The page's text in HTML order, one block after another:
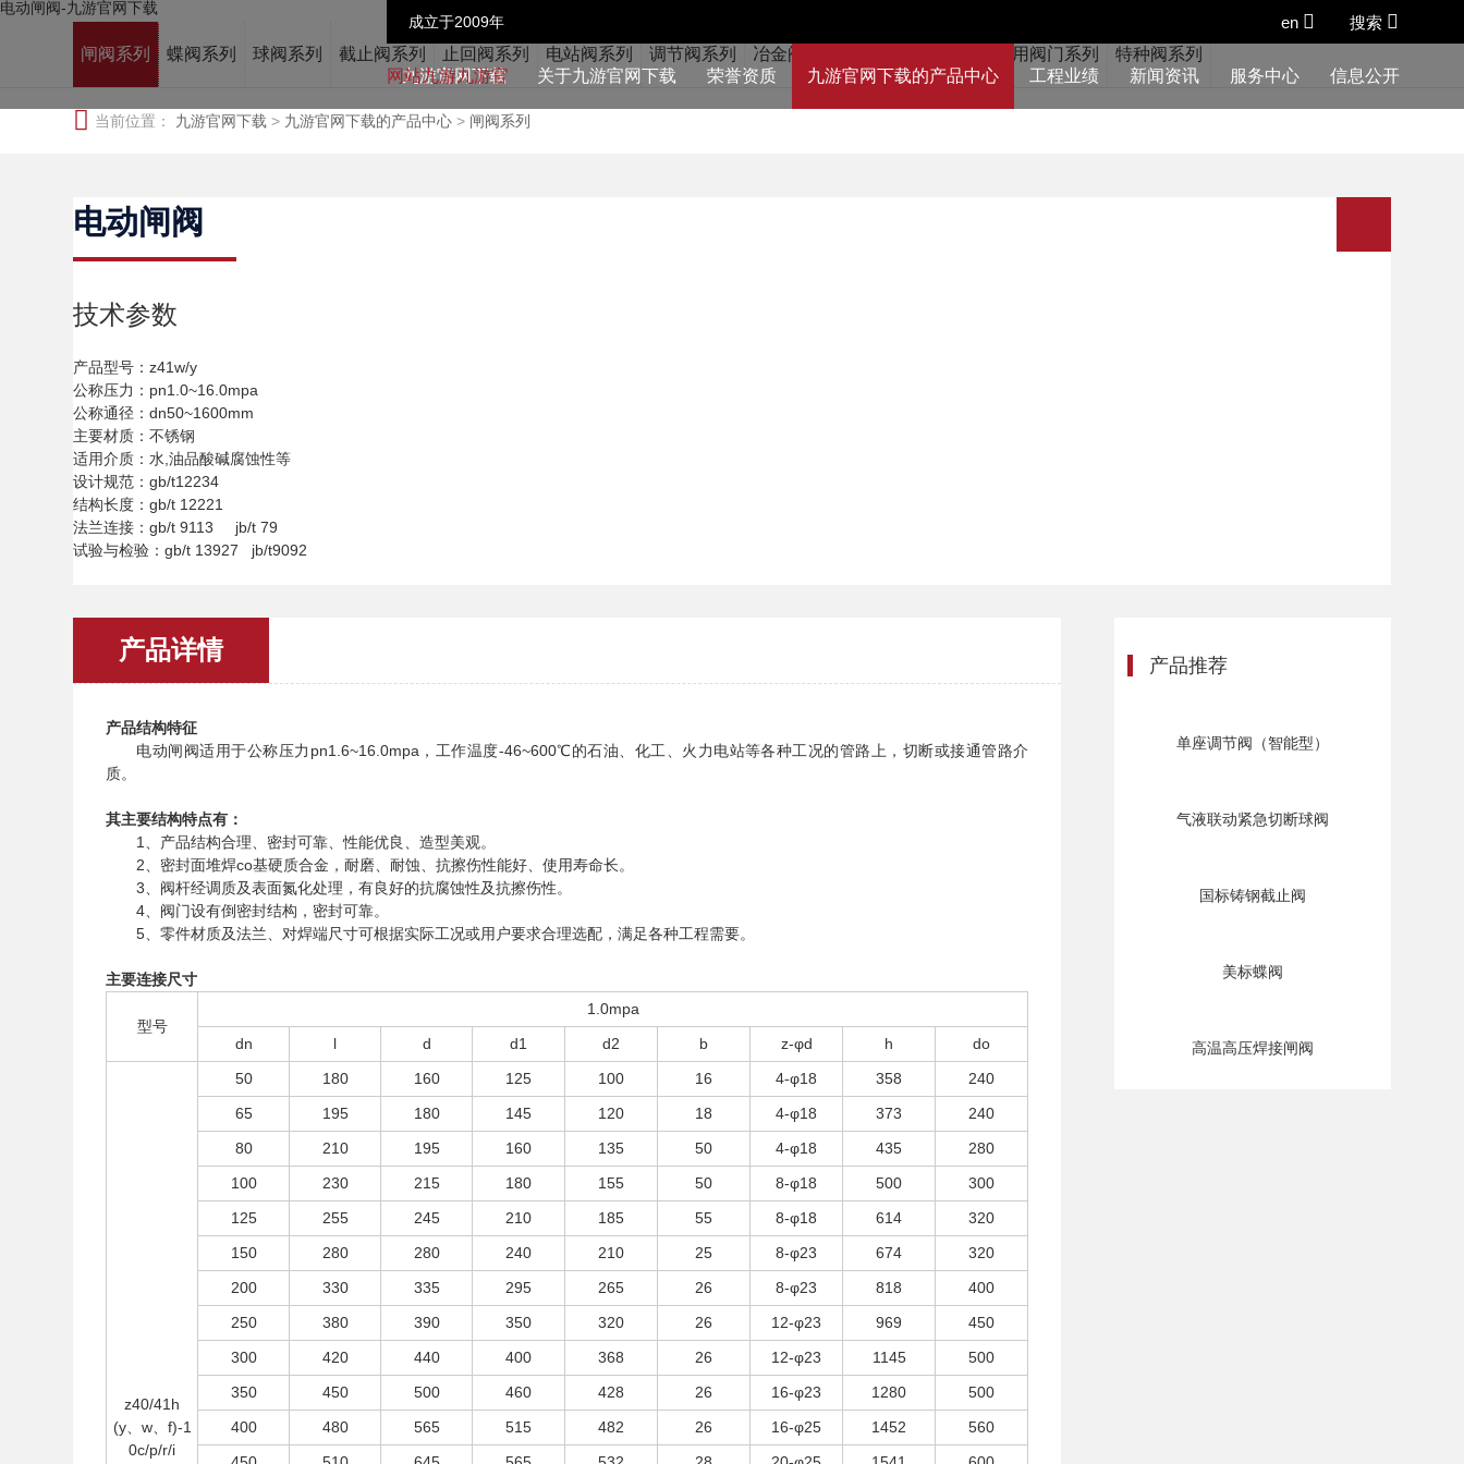
电动闸阀-九游官网下载
成立于2009年
搜索
en
九游官网下载 关于九游官网下载 荣誉资质 九游官网下载的产品中心 工程业绩 新闻资讯 服务中心 信息公开
闸阀系列 蝶阀系列 球阀系列 截止阀系列 止回阀系列 电站阀系列 调节阀系列 冶金阀系列 船用阀门系列 特种阀系列
当前位置： 九游官网下载 > 九游官网下载的产品中心 > 闸阀系列
电动闸阀
技术参数
产品型号：z41w/y
公称压力：pn1.0~16.0mpa
公称通径：dn50~1600mm
主要材质：不锈钢
适用介质：水,油品酸碱腐蚀性等
设计规范：gb/t12234
结构长度：gb/t 12221
法兰连接：gb/t 9113 jb/t 79
试验与检验：gb/t 13927 jb/t9092
产品详情
产品结构特征
电动闸阀适用于公称压力pn1.6~16.0mpa，工作温度-46~600℃的石油、化工、火力电站等各种工况的管路上，切断或接通管路介
质。
其主要结构特点有：
1、产品结构合理、密封可靠、性能优良、造型美观。
2、密封面堆焊co基硬质合金，耐磨、耐蚀、抗擦伤性能好、使用寿命长。
3、阀杆经调质及表面氮化处理，有良好的抗腐蚀性及抗擦伤性。
4、阀门设有倒密封结构，密封可靠。
5、零件材质及法兰、对焊端尺寸可根据实际工况或用户要求合理选配，满足各种工程需要。
主要连接尺寸
型号
1.0mpa
dn
l d d1 d2 b z-φd h do
z40/41h
(y、w、f)-1
0c/p/r/i
50 180 160 125 100 16 4-φ18 358
240
65
195 180 145 120 18 4-φ18 373
240
80
210 195 160 135 50 4-φ18 435
280
100
230 215 180 155 50 8-φ18 500
300
125
255 245 210 185 55 8-φ18 614
320
150
280 280 240 210 25 8-φ23 674
320
200
330 335 295 265 26 8-φ23 818
400
250
380 390 350 320 26 12-φ23 969
450
300
420 440 400 368 26 12-φ23 1145
500
350
450 500 460 428 26 16-φ23 1280
500
400
480 565 515 482 26 16-φ25 1452
560
产品推荐
单座调节阀（智能型）
气液联动紧急切断球阀
国标铸钢截止阀
美标蝶阀
高温高压焊接闸阀